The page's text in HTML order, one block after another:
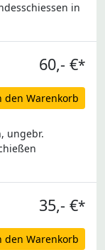
in
60,- €*
den Warenkorb
ungebr.
35,- €*
den Warenkorb